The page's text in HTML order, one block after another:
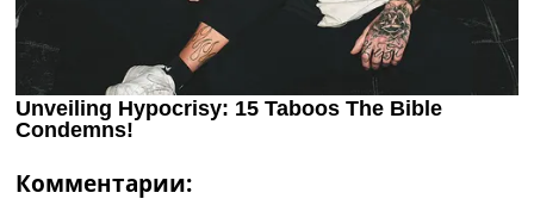
Комментарии: